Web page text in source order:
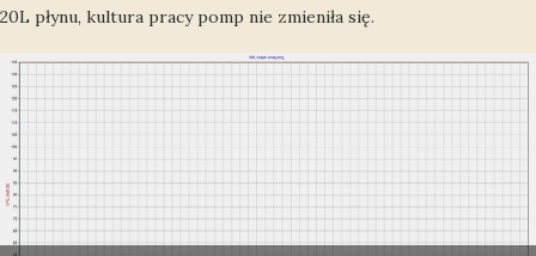
20L płynu, kultura pracy pomp nie zmieniła się.